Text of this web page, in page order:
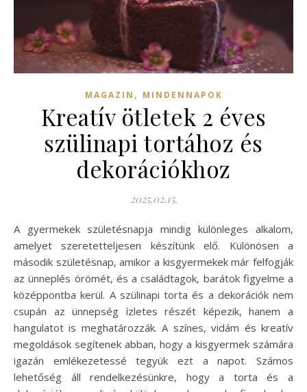
MAGAZIN , MINDENNAPOK
Kreatív ötletek 2 éves
szülinapi tortához és
dekorációkhoz
2025.02.15.
A gyermekek születésnapja mindig különleges alkalom,
amelyet szeretetteljesen készítünk elő. Különösen a
második születésnap, amikor a kisgyermekek már felfogják
az ünneplés örömét, és a családtagok, barátok figyelme a
középpontba kerül. A szülinapi torta és a dekorációk nem
csupán az ünnepség ízletes részét képezik, hanem a
hangulatot is meghatározzák. A színes, vidám és kreatív
megoldások segítenek abban, hogy a kisgyermek számára
igazán emlékezetessé tegyük ezt a napot. Számos
lehetőség áll rendelkezésünkre, hogy a torta és a